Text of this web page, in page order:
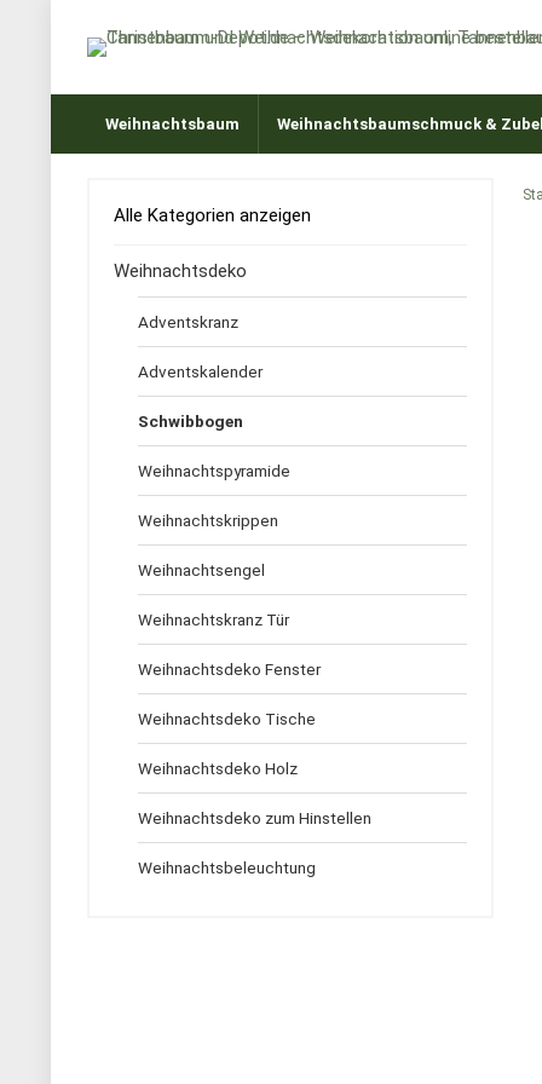
Weihnachtsbaum Weihnachtsbaumschmuck &
Alle Kategorien anzeigen
Weihnachtsdeko
Adventskranz
Adventskalender
Schwibbogen
Weihnachtspyramide
Weihnachtskrippen
Weihnachtsengel
Weihnachtskranz Tür
Weihnachtsdeko Fenster
Weihnachtsdeko Tische
Weihnachtsdeko Holz
Weihnachtsdeko zum Hinstellen
Weihnachtsbeleuchtung